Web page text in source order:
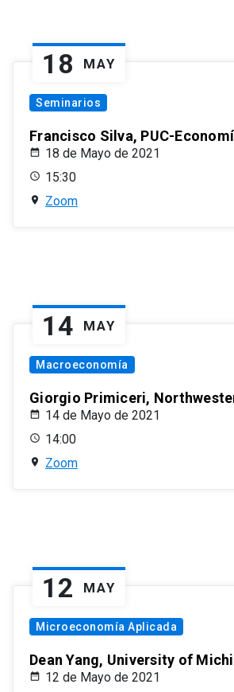
18 MAY
Seminarios
Francisco Silva, PUC-
18 de Mayo de 2021
15:30
Zoom
14 MAY
Macroeconomía
Giorgio Primiceri,
14 de Mayo de 2021
14:00
Zoom
12 MAY
Microeconomía Aplicada
Dean Yang, University of
12 de Mayo de 2021